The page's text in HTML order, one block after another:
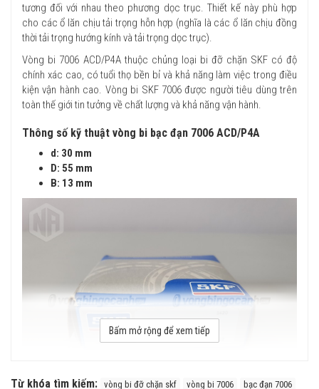
tương đối với nhau theo phương dọc trục. Thiết kế này phù hợp
cho các ổ lăn chịu tải trọng hỗn hợp (nghĩa là các ổ lăn chịu đồng
thời tải trọng hướng kính và tải trọng dọc trục).
Vòng bi 7006 ACD/P4A thuộc chủng loại bi đỡ chặn SKF có độ
chính xác cao, có tuổi thọ bền bỉ và khả năng làm việc trong điều
kiện vận hành cao. Vòng bi SKF 7006 được người tiêu dùng trên
toàn thế giới tin tưởng về chất lượng và khả năng vận hành.
Thông số kỹ thuật vòng bi bạc đạn 7006 ACD/P4A
d: 30 mm
D: 55 mm
B: 13 mm
Bấm mở rộng để xem tiếp
Từ khóa tìm kiếm: vòng bi đỡ chặn skf vòng bi 7006
bạc đạn 7006